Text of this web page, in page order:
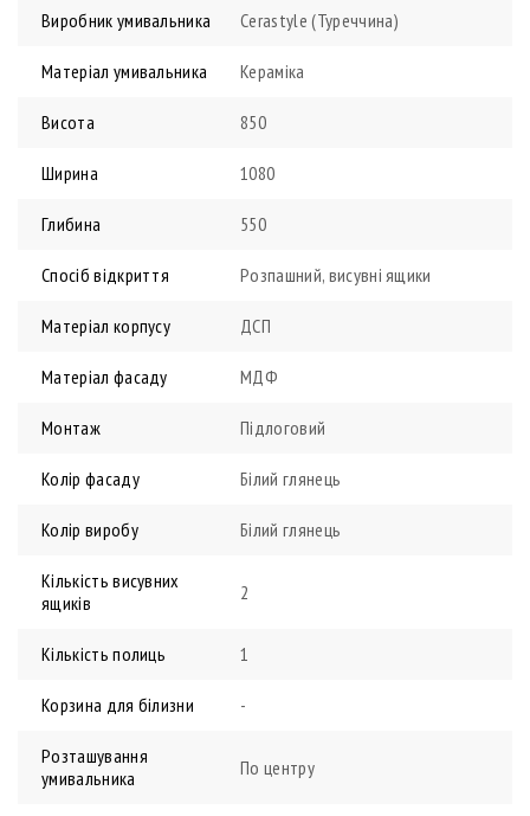
Виробник умивальника Cerastyle (Туреччина)
Матеріал умивальника Кераміка
Висота 850
Ширина 1080
Глибина 550
Спосіб відкриття Розпашний, висувні ящики
Матеріал корпусу ДСП
Матеріал фасаду МДФ
Монтаж Підлоговий
Колір фасаду Білий глянець
Колір виробу Білий глянець
Кількість висувних
ящиків
2
Кількість полиць 1
Корзина для білизни -
Розташування
умивальника
По центру